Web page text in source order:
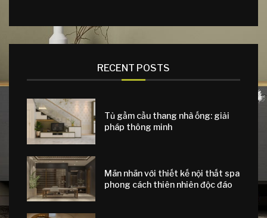
RECENT POSTS
Tủ gầm cầu thang nhà ống: giải
pháp thông minh
Mãn nhãn với thiết kế nội thất spa
phong cách thiên nhiên độc đáo